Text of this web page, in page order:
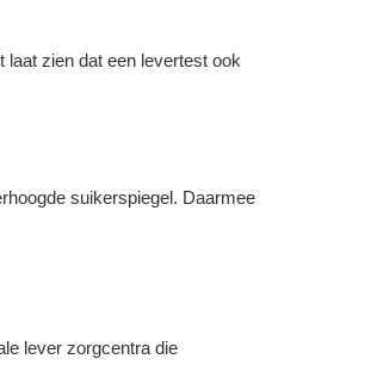
laat zien dat een levertest ook
suikerspiegel. Daarmee
lever zorgcentra die